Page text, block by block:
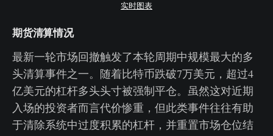
实时图表
期货清算情况
最新一轮市场回撤触发了本轮周期中规模最大的多
头清算事件之一。随着比特币跌破7万美元，超过4
亿美元的杠杆多头头寸被强制平仓。虽然这对近期
入场的投资者而言代价惨重，但此类事件往往有助
于清除系统中过度积累的杠杆，并重置市场仓位结